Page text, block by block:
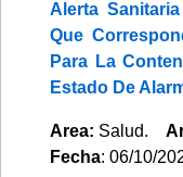
Alerta
Que
Para La
Estado De
Area: Salud.
Fecha: 06/10/